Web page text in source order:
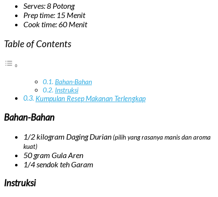
Serves: 8 Potong
Prep time: 15 Menit
Cook time: 60 Menit
Table of Contents
Bahan-Bahan
Instruksi
Kumpulan Resep Makanan Terlengkap
Bahan-Bahan
1/2 kilogram Daging Durian(pilih yang rasanya manis dan aroma
kuat)
50 gram Gula Aren
1/4 sendok tehGaram
Instruksi